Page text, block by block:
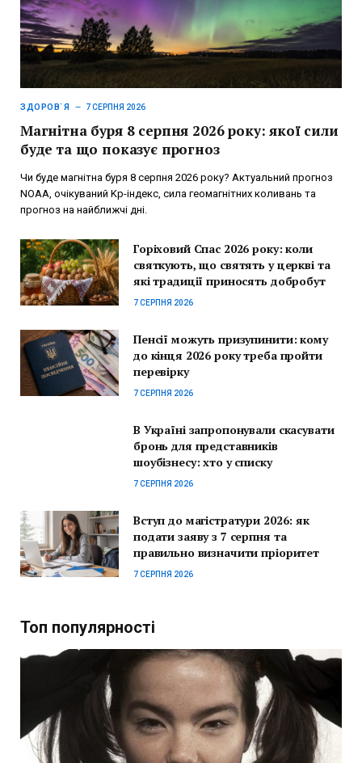
ЗДОРОВ`Я 7 СЕРПНЯ 2026
Магнітна буря 8 серпня 2026 року: якої сили
буде та що показує прогноз
Чи буде магнітна буря 8 серпня 2026 року? Актуальний прогноз
NOAA, очікуваний Kp-індекс, сила геомагнітних коливань та
прогноз на найближчі дні.
Горіховий Спас 2026 року: коли
святкують, що святять у церкві та
які традиції приносять добробут
7 СЕРПНЯ 2026
Пенсії можуть призупинити: кому
до кінця 2026 року треба пройти
перевірку
7 СЕРПНЯ 2026
В Україні запропонували скасувати
бронь для представників
шоубізнесу: хто у списку
7 СЕРПНЯ 2026
Вступ до магістратури 2026: як
подати заяву з 7 серпня та
правильно визначити пріоритет
7 СЕРПНЯ 2026
Топ популярності